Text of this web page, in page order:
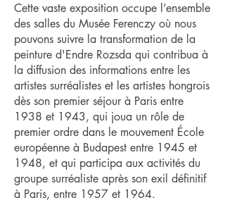
Cette vaste exposition occupe l’ensemble
des salles du Musée Ferenczy où nous
pouvons suivre la transformation de la
peinture d'Endre Rozsda qui contribua à
la diffusion des informations entre les
artistes surréalistes et les artistes hongrois
dès son premier séjour à Paris entre
1938 et 1943, qui joua un rôle de
premier ordre dans le mouvement École
européenne à Budapest entre 1945 et
1948, et qui participa aux activités du
groupe surréaliste après son exil définitif
à Paris, entre 1957 et 1964.